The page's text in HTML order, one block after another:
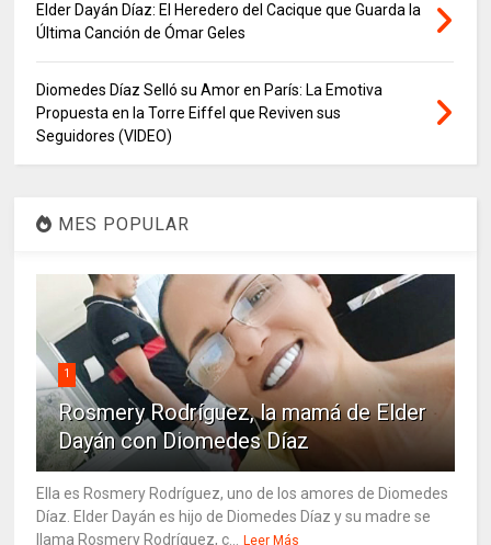
Elder Dayán Díaz: El Heredero del Cacique que Guarda la
Última Canción de Ómar Geles
Diomedes Díaz Selló su Amor en París: La Emotiva
Propuesta en la Torre Eiffel que Reviven sus
Seguidores (VIDEO)
MES POPULAR
1
Rosmery Rodríguez, la mamá de Elder
Dayán con Diomedes Díaz
Ella es Rosmery Rodríguez, uno de los amores de Diomedes
Díaz. Elder Dayán es hijo de Diomedes Díaz y su madre se
llama Rosmery Rodríguez, c... Leer Más